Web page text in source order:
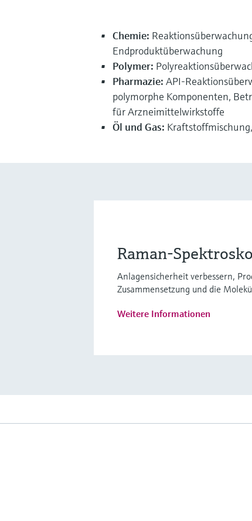
Chemie:
Endproduktüberwachung
Polymer:
Pharmazie: API-
polymorphe Komponenten,
für Arzneimittelwirkstoffe
Öl und Gas:
Raman-
Anlagensicherheit verbessern,
Zusammensetzung und die
Weitere Informationen